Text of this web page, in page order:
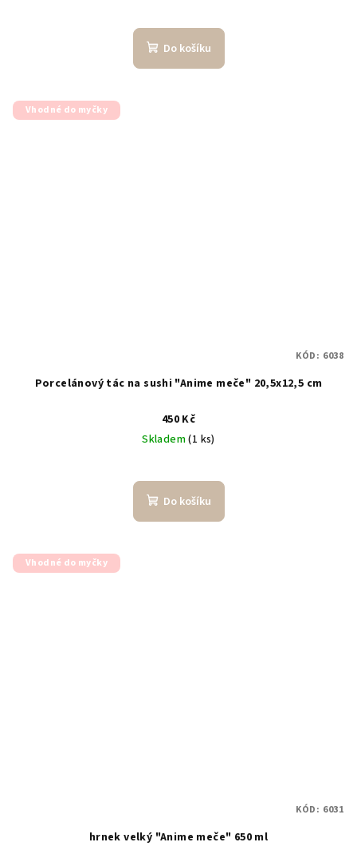
Do košíku
Vhodné do myčky
Porcelánový tác na sushi "Anime meče" 20,5x12,5 cm
450 Kč
Skladem(1 ks)
Do košíku
KÓD: 6038
Vhodné do myčky
hrnek velký "Anime meče" 650 ml
KÓD: 6031